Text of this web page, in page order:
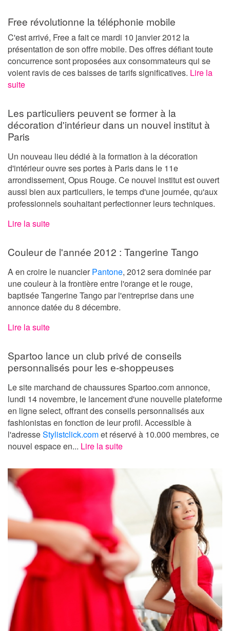
Free révolutionne la téléphonie mobile
C'est arrivé, Free a fait ce mardi 10 janvier 2012 la
présentation de son offre mobile. Des offres défiant toute
concurrence sont proposées aux consommateurs qui se
voient ravis de ces baisses de tarifs significatives. Lire la
suite
Les particuliers peuvent se former à la
décoration d'intérieur dans un nouvel institut à
Paris
Un nouveau lieu dédié à la formation à la décoration
d'intérieur ouvre ses portes à Paris dans le 11e
arrondissement, Opus Rouge. Ce nouvel institut est ouvert
aussi bien aux particuliers, le temps d'une journée, qu'aux
professionnels souhaitant perfectionner leurs techniques.
Lire la suite
Couleur de l'année 2012 : Tangerine Tango
A en croire le nuancierPantone, 2012 sera dominée par
une couleur à la frontière entre l'orange et le rouge,
baptisée Tangerine Tango par l'entreprise dans une
annonce datée du 8 décembre.
Lire la suite
Spartoo lance un club privé de conseils
personnalisés pour les e-shoppeuses
Le site marchand de chaussures Spartoo.com annonce,
lundi 14 novembre, le lancement d'une nouvelle plateforme
en ligne select, offrant des conseils personnalisés aux
fashionistas en fonction de leur profil. Accessible à
l'adresseStylistclick.comet réservé à 10.000 membres, ce
nouvel espace en... Lire la suite